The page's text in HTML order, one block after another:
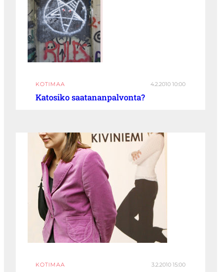
KOTIMAA 4.2.2010 10:00
Katosiko saatananpalvonta?
KOTIMAA 3.2.2010 15:00